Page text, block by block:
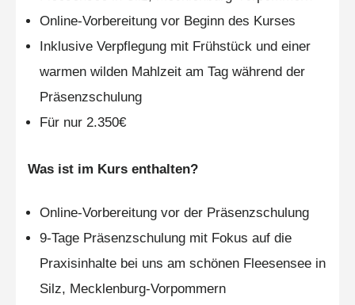
Online-Vorbereitung vor Beginn des Kurses
Inklusive Verpflegung mit Frühstück und einer
warmen wilden Mahlzeit am Tag während der
Präsenzschulung
Für nur 2.350€
Was ist im Kurs enthalten?
Online-Vorbereitung vor der Präsenzschulung
9-Tage Präsenzschulung mit Fokus auf die
Praxisinhalte bei uns am schönen Fleesensee in
Silz, Mecklenburg-Vorpommern